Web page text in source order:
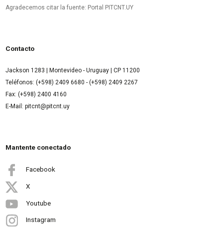
Agradecemos citar la fuente: Portal PITCNT.UY
Contacto
Jackson 1283 | Montevideo - Uruguay | CP 11200
Teléfonos: (+598) 2409 6680 - (+598) 2409 2267
Fax: (+598) 2400 4160
E-Mail: pitcnt@pitcnt.uy
Mantente conectado
Facebook
X
Youtube
Instagram